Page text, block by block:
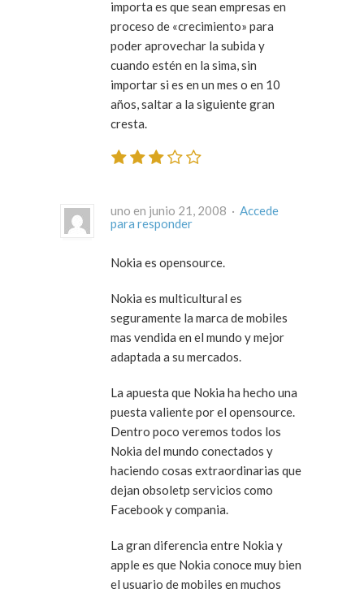
importa es que sean empresas en
proceso de «crecimiento» para
poder aprovechar la subida y
cuando estén en la sima, sin
importar si es en un mes o en 10
años, saltar a la siguiente gran
cresta.
uno en junio 21, 2008 · Accede
para responder
Nokia es opensource.
Nokia es multicultural es
seguramente la marca de mobiles
mas vendida en el mundo y mejor
adaptada a su mercados.
La apuesta que Nokia ha hecho una
puesta valiente por el opensource.
Dentro poco veremos todos los
Nokia del mundo conectados y
haciendo cosas extraordinarias que
dejan obsoletp servicios como
Facebook y compania.
La gran diferencia entre Nokia y
apple es que Nokia conoce muy bien
el usuario de mobiles en muchos